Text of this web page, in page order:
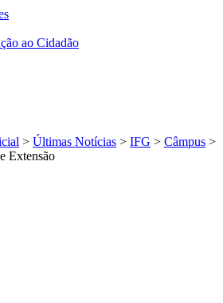
ao Cidadão
> Últimas Notícias > IFG > Câmpus >
Extensão